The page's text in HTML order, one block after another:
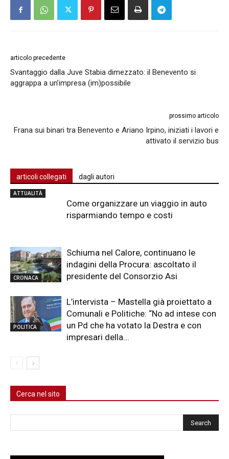
articolo precedente
Svantaggio dalla Juve Stabia dimezzato: il Benevento si
aggrappa a un’impresa (im)possibile
prossimo articolo
Frana sui binari tra Benevento e Ariano Irpino, iniziati i lavori e
attivato il servizio bus
articoli collegati dagli autori
ATTUALITÀ
Come organizzare un viaggio in auto
risparmiando tempo e costi
CRONACA
Schiuma nel Calore, continuano le
indagini della Procura: ascoltato il
presidente del Consorzio Asi
POLITICA
L’intervista – Mastella già proiettato a
Comunali e Politiche: “No ad intese con
un Pd che ha votato la Destra e con
impresari della...
Cerca nel sito